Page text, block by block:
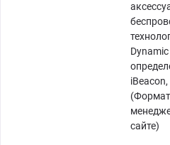
(Формат
сайте)